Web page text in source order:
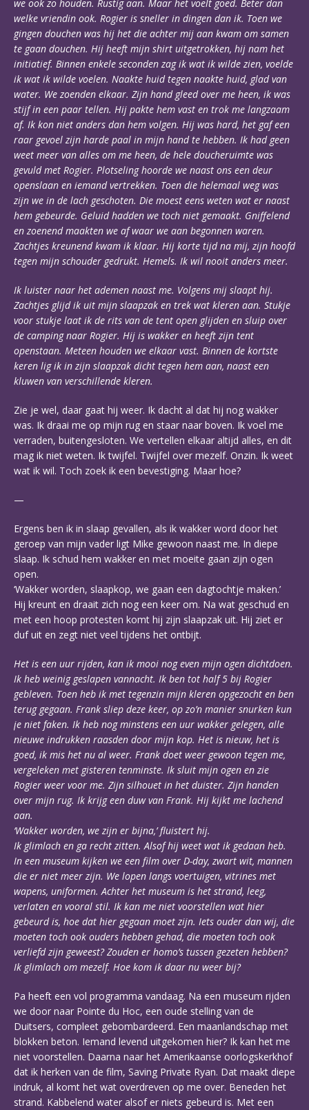
we ook zo houden. Rustig aan. Maar het voelt goed. Beter dan
welke vriendin ook. Rogier is sneller in dingen dan ik. Toen we
gingen douchen was hij het die achter mij aan kwam om samen
te gaan douchen. Hij heeft mijn shirt uitgetrokken, hij nam het
initiatief. Binnen enkele seconden zag ik wat ik wilde zien, voelde
ik wat ik wilde voelen. Naakte huid tegen naakte huid, glad van
water. We zoenden elkaar. Zijn hand gleed over me heen, ik was
stijf in een paar tellen. Hij pakte hem vast en trok me langzaam
af. Ik kon niet anders dan hem volgen. Hij was hard, het gaf een
raar gevoel zijn harde paal in mijn hand te hebben. Ik had geen
weet meer van alles om me heen, de hele doucheruimte was
gevuld met Rogier. Plotseling hoorde we naast ons een deur
openslaan en iemand vertrekken. Toen die helemaal weg was
zijn we in de lach geschoten. Die moest eens weten wat er naast
hem gebeurde. Geluid hadden we toch niet gemaakt. Gniffelend
en zoenend maakten we af waar we aan begonnen waren.
Zachtjes kreunend kwam ik klaar. Hij korte tijd na mij, zijn hoofd
tegen mijn schouder gedrukt. Hemels. Ik wil nooit anders meer.
Ik luister naar het ademen naast me. Volgens mij slaapt hij.
Zachtjes glijd ik uit mijn slaapzak en trek wat kleren aan. Stukje
voor stukje laat ik de rits van de tent open glijden en sluip over
de camping naar Rogier. Hij is wakker en heeft zijn tent
openstaan. Meteen houden we elkaar vast. Binnen de kortste
keren lig ik in zijn slaapzak dicht tegen hem aan, naast een
kluwen van verschillende kleren.
Zie je wel, daar gaat hij weer. Ik dacht al dat hij nog wakker
was. Ik draai me op mijn rug en staar naar boven. Ik voel me
verraden, buitengesloten. We vertellen elkaar altijd alles, en dit
mag ik niet weten. Ik twijfel. Twijfel over mezelf. Onzin. Ik weet
wat ik wil. Toch zoek ik een bevestiging. Maar hoe?
—
Ergens ben ik in slaap gevallen, als ik wakker word door het
geroep van mijn vader ligt Mike gewoon naast me. In diepe
slaap. Ik schud hem wakker en met moeite gaan zijn ogen
open.
‘Wakker worden, slaapkop, we gaan een dagtochtje maken.’
Hij kreunt en draait zich nog een keer om. Na wat geschud en
met een hoop protesten komt hij zijn slaapzak uit. Hij ziet er
duf uit en zegt niet veel tijdens het ontbijt.
Het is een uur rijden, kan ik mooi nog even mijn ogen dichtdoen.
Ik heb weinig geslapen vannacht. Ik ben tot half 5 bij Rogier
gebleven. Toen heb ik met tegenzin mijn kleren opgezocht en ben
terug gegaan. Frank sliep deze keer, op zo’n manier snurken kun
je niet faken. Ik heb nog minstens een uur wakker gelegen, alle
nieuwe indrukken raasden door mijn kop. Het is nieuw, het is
goed, ik mis het nu al weer. Frank doet weer gewoon tegen me,
vergeleken met gisteren tenminste. Ik sluit mijn ogen en zie
Rogier weer voor me. Zijn silhouet in het duister. Zijn handen
over mijn rug. Ik krijg een duw van Frank. Hij kijkt me lachend
aan.
‘Wakker worden, we zijn er bijna,’ fluistert hij.
Ik glimlach en ga recht zitten. Alsof hij weet wat ik gedaan heb.
In een museum kijken we een film over D-day, zwart wit, mannen
die er niet meer zijn. We lopen langs voertuigen, vitrines met
wapens, uniformen. Achter het museum is het strand, leeg,
verlaten en vooral stil. Ik kan me niet voorstellen wat hier
gebeurd is, hoe dat hier gegaan moet zijn. Iets ouder dan wij, die
moeten toch ook ouders hebben gehad, die moeten toch ook
verliefd zijn geweest? Zouden er homo’s tussen gezeten hebben?
Ik glimlach om mezelf. Hoe kom ik daar nu weer bij?
Pa heeft een vol programma vandaag. Na een museum rijden
we door naar Pointe du Hoc, een oude stelling van de
Duitsers, compleet gebombardeerd. Een maanlandschap met
blokken beton. Iemand levend uitgekomen hier? Ik kan het me
niet voorstellen. Daarna naar het Amerikaanse oorlogskerkhof
dat ik herken van de film, Saving Private Ryan. Dat maakt diepe
indruk, al komt het wat overdreven op me over. Beneden het
strand. Kabbelend water alsof er niets gebeurd is. Met een